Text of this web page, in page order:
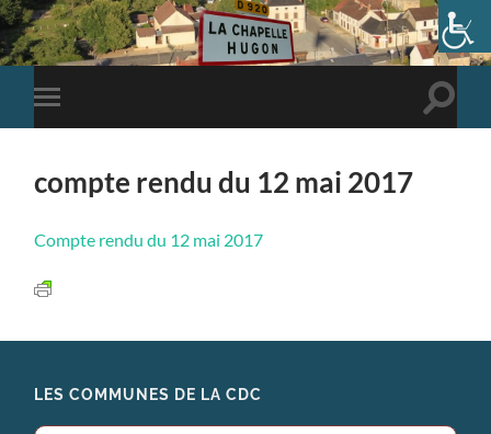
Toggle
mobile
Toggle
compte rendu du 12 mai 2017
Compte rendu du 12 mai 2017
LES COMMUNES DE LA CDC